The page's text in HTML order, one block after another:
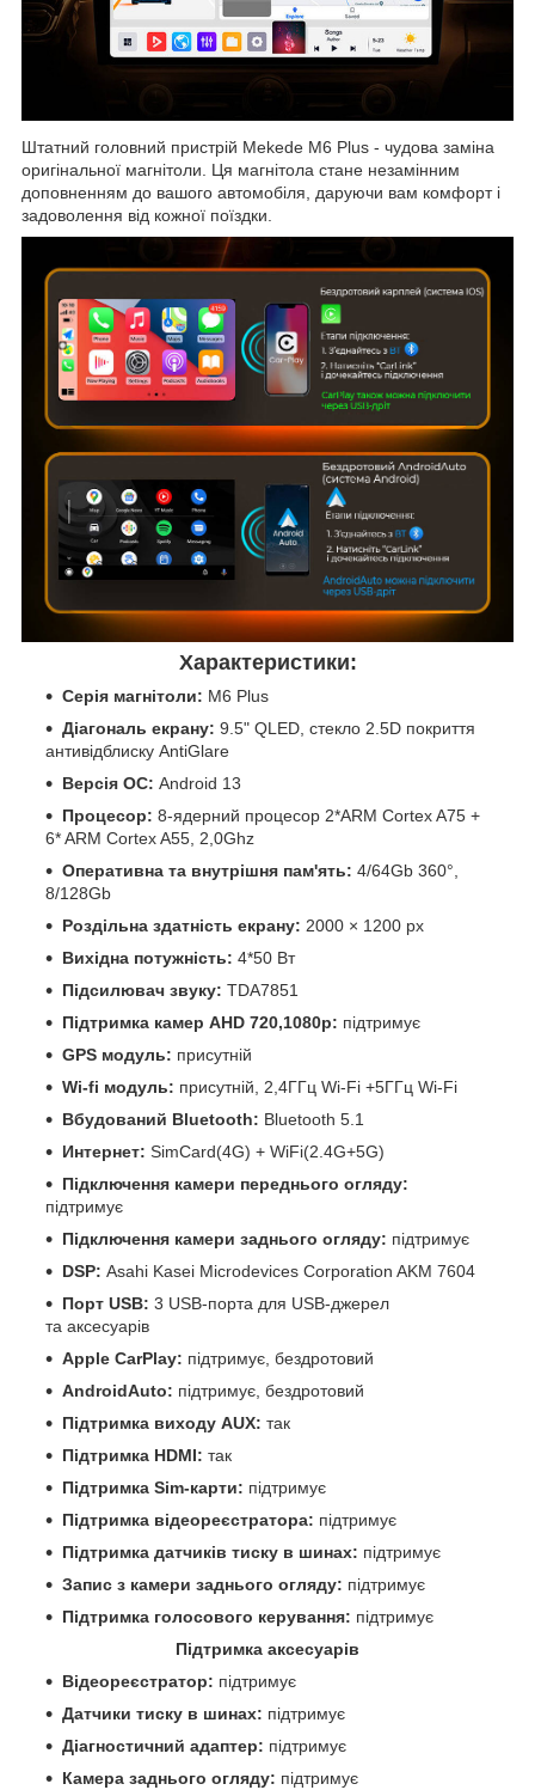
Штатний головний пристрій Mekede M6 Plus - чудова заміна
оригінальної магнітоли. Ця магнітола стане незамінним
доповненням до вашого автомобіля, даруючи вам комфорт і
задоволення від кожної поїздки.
Характеристики:
Серія магнітоли: M6 Plus
Діагональ екрану: 9.5" QLED, стекло 2.5D покриття
антивідблиску AntiGlare
Версія ОС: Android 13
Процесор: 8-ядерний процесор 2*ARM Cortex A75 +
6* ARM Cortex A55, 2,0Ghz
Оперативна та внутрішня пам'ять: 4/64Gb 360°,
8/128Gb
Роздільна здатність екрану: 2000 × 1200 px
Вихідна потужність: 4*50 Вт
Підсилювач звуку: TDA7851
Підтримка камер AHD 720,1080р: підтримує
GPS модуль: присутній
Wi-fi модуль: присутній, 2,4ГГц Wi-Fi +5ГГц Wi-Fi
Вбудований Bluetooth: Bluetooth 5.1
Интернет: SimCard(4G) + WiFi(2.4G+5G)
Підключення камери переднього огляду:
підтримує
Підключення камери заднього огляду: підтримує
DSP: Asahi Kasei Microdevices Corporation AKM 7604
Порт USB: 3 USB-порта для USB-джерел
та аксесуарів
Apple CarPlay: підтримує, бездротовий
AndroidAuto: підтримує, бездротовий
Підтримка виходу AUX: так
Підтримка HDMI: так
Підтримка Sim-карти: підтримує
Підтримка відеореєстратора: підтримує
Підтримка датчиків тиску в шинах: підтримує
Запис з камери заднього огляду: підтримує
Підтримка голосового керування: підтримує
Підтримка аксесуарів
Відеореєстратор: підтримує
Датчики тиску в шинах: підтримує
Діагностичний адаптер: підтримує
Камера заднього огляду: підтримує